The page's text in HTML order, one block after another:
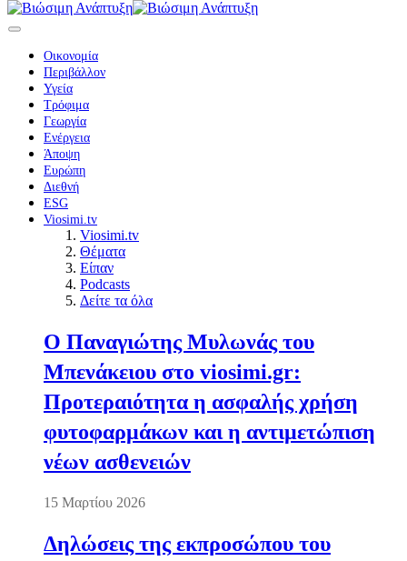
Οικονομία
Περιβάλλον
Υγεία
Τρόφιμα
Γεωργία
Ενέργεια
Άποψη
Ευρώπη
Διεθνή
ESG
Viosimi.tv
Viosimi.tv
Θέματα
Είπαν
Podcasts
Δείτε τα όλα
Ο Παναγιώτης Μυλωνάς του
Μπενάκειου στο viosimi.gr:
Προτεραιότητα η ασφαλής χρήση
φυτοφαρμάκων και η αντιμετώπιση
νέων ασθενειών
15 Μαρτίου 2026
Δηλώσεις της εκπροσώπου του